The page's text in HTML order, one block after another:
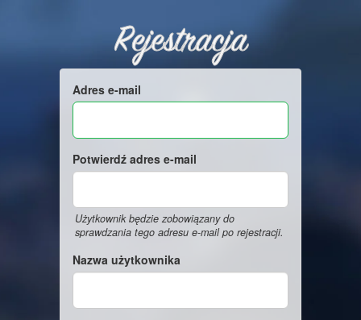
Rejestracja
Adres e-mail
Potwierdź adres e-mail
Użytkownik będzie zobowiązany do
sprawdzania tego adresu e-mail po rejestracji.
Nazwa użytkownika